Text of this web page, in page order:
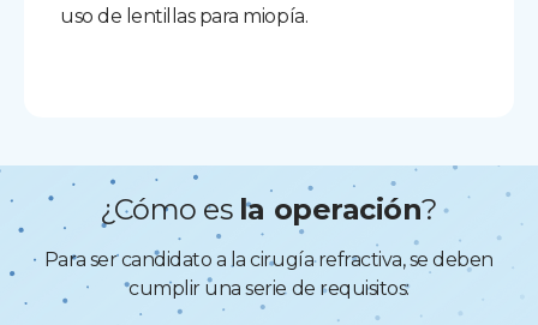
uso de lentillas para miopía.
¿Cómo es la operación?
Para ser candidato a la cirugía refractiva, se deben
cumplir una serie de requisitos: